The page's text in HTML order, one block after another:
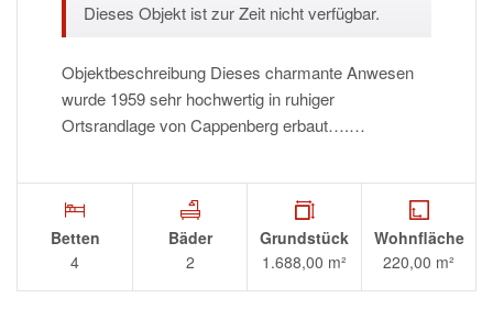
Dieses Objekt ist zur Zeit nicht verfügbar.
Objektbeschreibung Dieses charmante Anwesen
wurde 1959 sehr hochwertig in ruhiger
Ortsrandlage von Cappenberg erbaut….…
Betten
4
Bäder
2
Grundstück
1.688,00 m²
Wohnfläche
220,00 m²